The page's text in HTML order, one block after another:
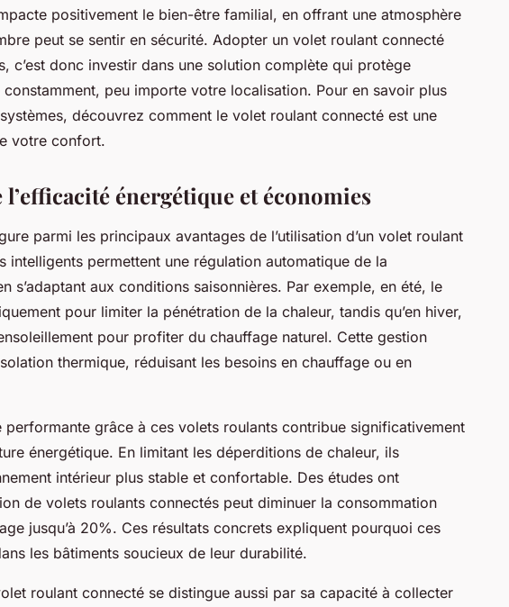
positivement le bien-être familial, en offrant une atmosphère
peut se sentir en sécurité. Adopter un volet roulant connecté
c’est donc investir dans une solution complète qui protège
peu importe votre localisation. Pour en savoir plus
découvrez comment le volet roulant connecté est une
votre confort.
énergétique et économies
parmi les principaux avantages de l’utilisation d’un volet roulant
intelligents permettent une régulation automatique de la
s’adaptant aux conditions saisonnières. Par exemple, en été, le
pour limiter la pénétration de la chaleur, tandis qu’en hiver,
pour profiter du chauffage naturel. Cette gestion
thermique, réduisant les besoins en chauffage ou en
performante grâce à ces volets roulants contribue significativement
énergétique. En limitant les déperditions de chaleur, ils
intérieur plus stable et confortable. Des études ont
de volets roulants connectés peut diminuer la consommation
jusqu’à 20%. Ces résultats concrets expliquent pourquoi ces
les bâtiments soucieux de leur durabilité.
roulant connecté se distingue aussi par sa capacité à collecter